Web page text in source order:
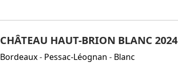
CHÂTEAU HAUT-BRION BLANC 2024
Bordeaux- Pessac-Léognan - Blanc